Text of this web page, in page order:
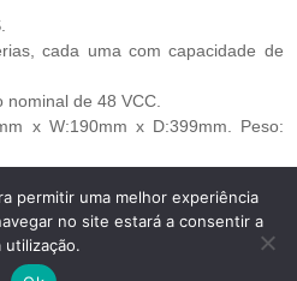
cada uma com capacidade de
de 48 VCC.
x W:190mm x D:399mm. Peso:
Todos os direitos
- Termos de Privacidade e
permitir uma melhor experiência
no site estará a consentir a
utilização.